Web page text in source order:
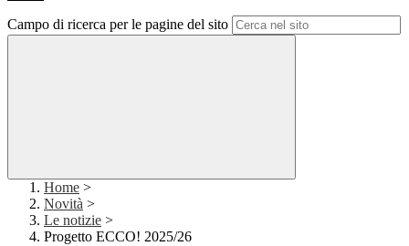
Campo di ricerca per le pagine del sito
Home >
Novità >
Le notizie >
Progetto ECCO! 2025/26